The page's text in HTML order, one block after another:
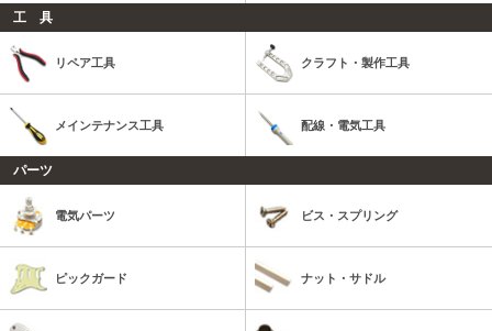
工 具
リペア工具 クラフト・製作工具
メインテナンス工具 配線・電気工具
パーツ
電気パーツ ビス・スプリング
ピックガード ナット・サドル